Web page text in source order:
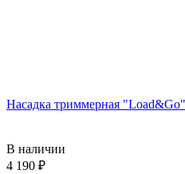
Насадка триммерная
В наличии
4 190